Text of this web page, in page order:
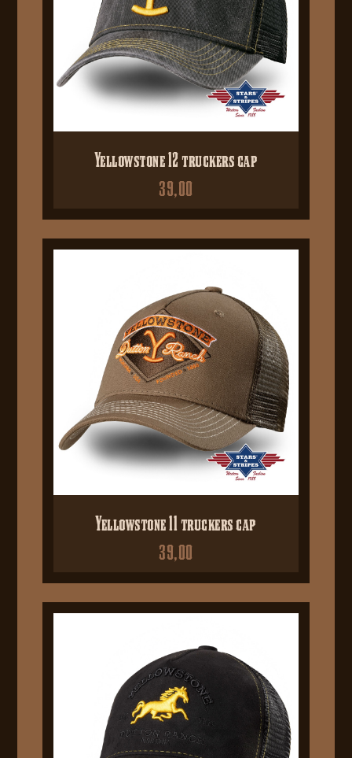
Yellowstone 12 truckers cap
39,00
Yellowstone 11 truckers cap
39,00